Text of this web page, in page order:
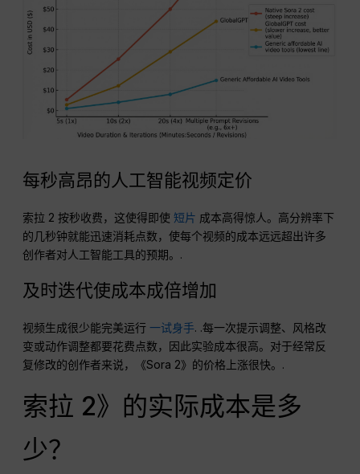
每秒高昂的人工智能视频定价
索拉 2 按秒收费，这使得即使短片 成本高得惊人。高分辨率下
的几秒钟就能迅速消耗点数，使每个视频的成本远远超出许多
创作者对人工智能工具的预期。.
及时迭代使成本成倍增加
视频生成很少能完美运行一试身手. .每一次提示调整、风格改
变或动作调整都要花费点数，因此实验成本很高。对于经常反
复修改的创作者来说，《Sora 2》的价格上涨很快。.
索拉 2》的实际成本是多
少？